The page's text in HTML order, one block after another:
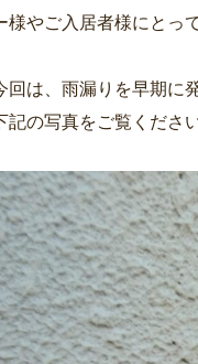
様やご入居者様にとっ
回は、雨漏りを早期に
記の写真をご覧くださ